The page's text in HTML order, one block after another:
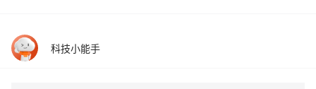
科技小能手